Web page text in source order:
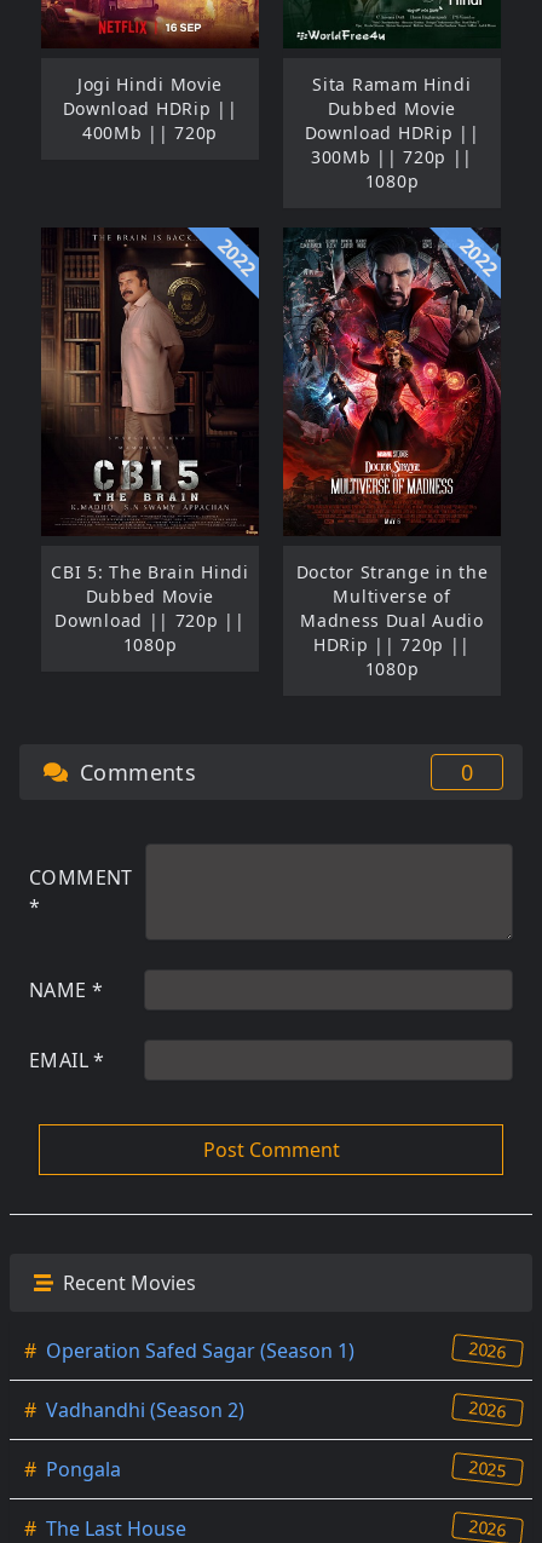
Jogi Hindi Movie
Download HDRip ||
400Mb || 720p
Sita Ramam Hindi
Dubbed Movie
Download HDRip ||
300Mb || 720p ||
1080p
2022
CBI 5: The Brain Hindi
Dubbed Movie
Download || 720p ||
1080p
2022
Doctor Strange in the
Multiverse of
Madness Dual Audio
HDRip || 720p ||
1080p
Comments 0
COMMENT
*
NAME *
EMAIL*
Recent Movies
# Operation Safed Sagar (Season 1) 2026
# Vadhandhi (Season 2) 2026
# Pongala 2025
# The Last House 2026